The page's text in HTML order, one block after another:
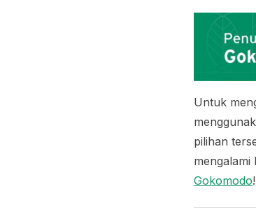
Untuk
pilihan
Gokomodo!